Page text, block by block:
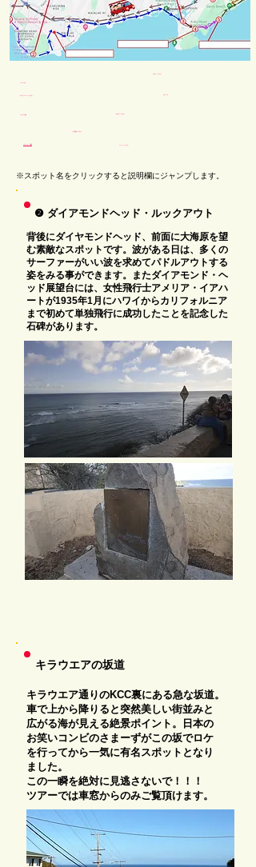
※スポット名をクリックすると説明欄にジャンプします。
❷ ダイアモンドヘッド・ルックアウト
背後にダイヤモンドヘッド、前面に大海原を望
む素敵なスポットです。波がある日は、多くの
サーファーがいい波を求めてパドルアウトする
姿をみる事ができます。またダイアモンド・ヘ
ッド展望台には、女性飛行士アメリア・イアハ
ートが1935年1月にハワイからカリフォルニア
まで初めて単独飛行に成功したことを記念した
石碑があります。
キラウエアの坂道
キラウエア通りのKCC裏にある急な坂道。
車で上から降りると突然美しい街並みと
広がる海が見える絶景ポイント。日本の
お笑いコンビのさまーずがこの坂でロケ
を行ってから一気に有名スポットとなり
ました。
この一瞬を絶対に見逃さないで！！！
ツアーでは車窓からのみご覧頂けます。